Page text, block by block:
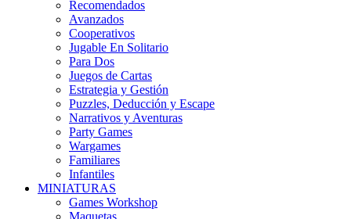
Recomendados
Avanzados
Cooperativos
Jugable En Solitario
Para Dos
Juegos de Cartas
Estrategia y Gestión
Puzzles, Deducción y Escape
Narrativos y Aventuras
Party Games
Wargames
Familiares
Infantiles
MINIATURAS
Games Workshop
Maquetas